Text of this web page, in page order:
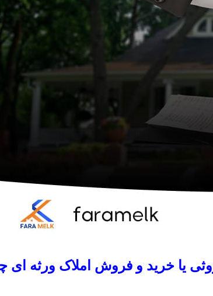
یا خرید و فروش املاک ورثه